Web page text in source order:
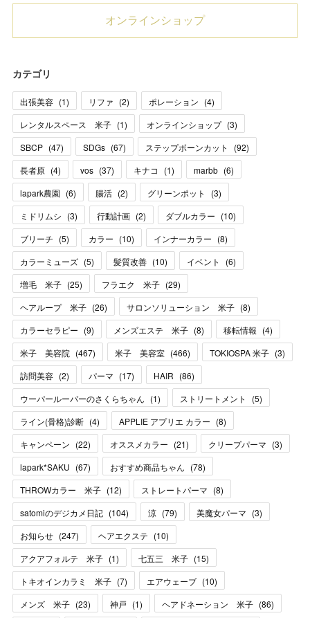
オンラインショップ
カテゴリ
出張美容 (1) リファ (2) ポレーション (4)
レンタルスペース 米子 (1) オンラインショップ (3)
SBCP (47) SDGs (67) ステップボーンカット (92)
長者原 (4) vos (37) キナコ (1) marbb (6)
lapark農園 (6) 腸活 (2) グリーンポット (3)
ミドリムシ (3) 行動計画 (2) ダブルカラー (10)
ブリーチ (5) カラー (10) インナーカラー (8)
カラーミューズ (5) 髪質改善 (10) イベント (6)
増毛 米子 (25) フラエク 米子 (29)
ヘアループ 米子 (26) サロンソリューション 米子 (8)
カラーセラピー (9) メンズエステ 米子 (8) 移転情報 (4)
米子 美容院 (467) 米子 美容室 (466) TOKIOSPA 米子 (3)
訪問美容 (2) パーマ (17) HAIR (86)
ウーパールーパーのさくらちゃん (1) ストリートメント (5)
ライン(骨格)診断 (4) APPLIE アプリエ カラー (8)
キャンペーン (22) オススメカラー (21) クリープパーマ (3)
lapark*SAKU (67) おすすめ商品ちゃん (78)
THROWカラー 米子 (12) ストレートパーマ (8)
satomiのデジカメ日記 (104) 涼 (79) 美魔女パーマ (3)
お知らせ (247) ヘアエクステ (10)
アクアフォルテ 米子 (1) 七五三 米子 (15)
トキオインカラミ 米子 (7) エアウェーブ (10)
メンズ 米子 (23) 神戸 (1) ヘアドネーション 米子 (86)